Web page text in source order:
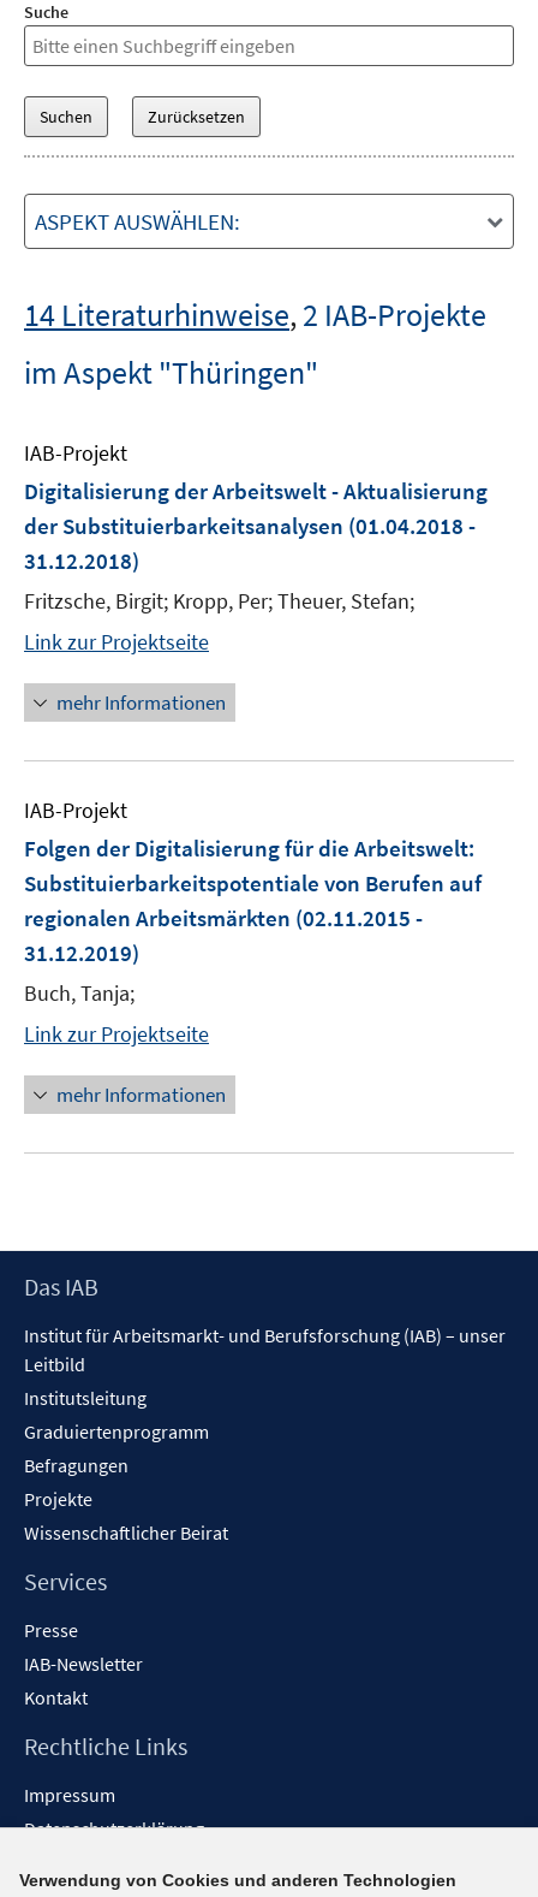
Suche
ASPEKT AUSWÄHLEN:
14 Literaturhinweise,2 IAB-Projekte
im Aspekt "Thüringen"
IAB-Projekt
Digitalisierung der Arbeitswelt - Aktualisierung
der Substituierbarkeitsanalysen (01.04.2018 -
31.12.2018)
Fritzsche, Birgit; Kropp, Per; Theuer, Stefan;
Link zur Projektseite
mehr Informationen
IAB-Projekt
Folgen der Digitalisierung für die Arbeitswelt:
Substituierbarkeitspotentiale von Berufen auf
regionalen Arbeitsmärkten (02.11.2015 -
31.12.2019)
Buch, Tanja;
Link zur Projektseite
mehr Informationen
Footer
Das IAB
Institut für Arbeitsmarkt- und Berufsforschung (IAB) – unser
Leitbild
Institutsleitung
Graduiertenprogramm
Befragungen
Projekte
Wissenschaftlicher Beirat
Services
Presse
IAB-Newsletter
Kontakt
Rechtliche Links
Impressum
Datenschutzerklärung
Verwendung von Cookies und anderen Technologien